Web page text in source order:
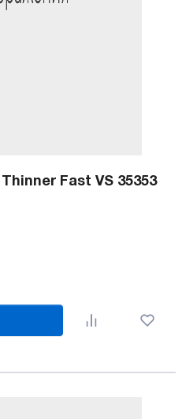
Fast VS 35353